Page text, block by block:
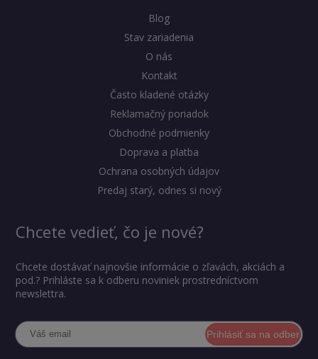
Blog
Stav zariadenia
O nás
Kontakt
Často kladené otázky
Reklamačný poriadok
Obchodné podmienky
Doprava a platba
Ochrana osobných údajov
Predaj starý, odnes si nový
Chcete vedieť, čo je nové?
Chcete dostávať najnovšie informácie o zľavách, akciách a
pod.? Prihláste sa k odberu noviniek prostredníctvom
newslettra.
Prihlásiť sa na odber